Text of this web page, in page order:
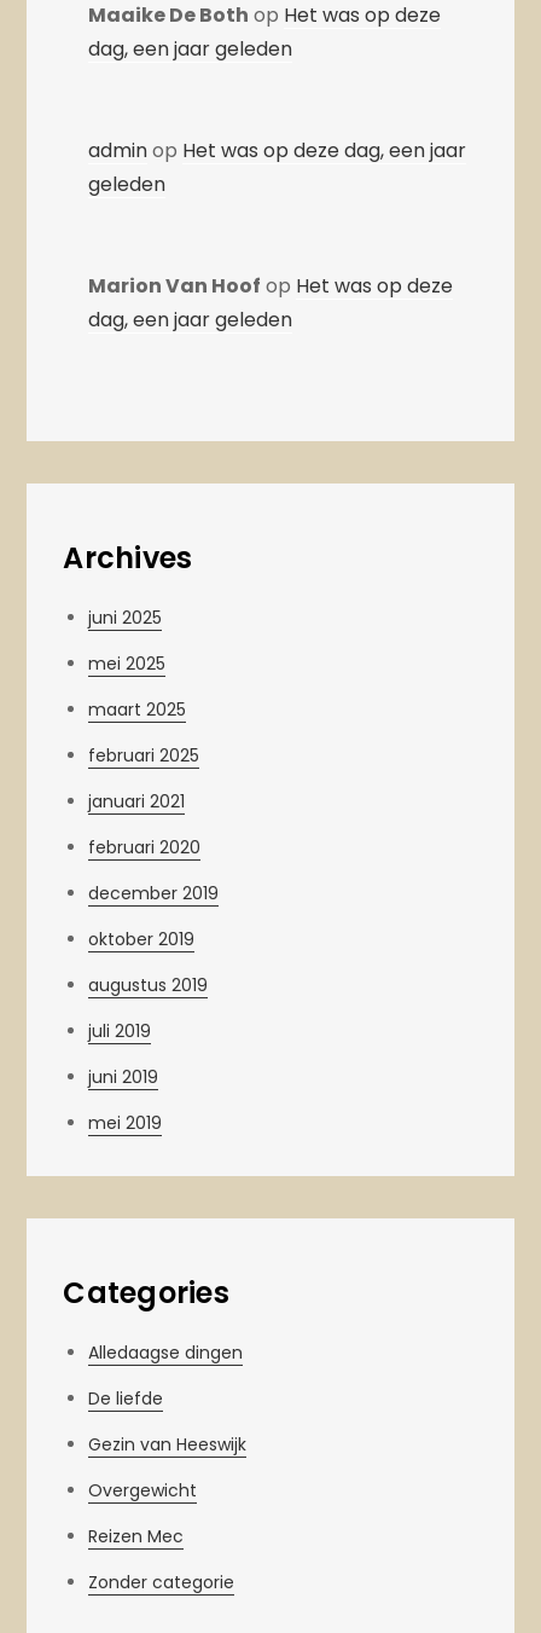
Maaike De Both op Het was op deze
dag, een jaar geleden
adminop Het was op deze dag, een jaar
geleden
Marion Van Hoof op Het was op deze
dag, een jaar geleden
Archives
juni 2025
mei 2025
maart 2025
februari 2025
januari 2021
februari 2020
december 2019
oktober 2019
augustus 2019
juli 2019
juni 2019
mei 2019
Categories
Alledaagse dingen
De liefde
Gezin van Heeswijk
Overgewicht
Reizen Mec
Zonder categorie